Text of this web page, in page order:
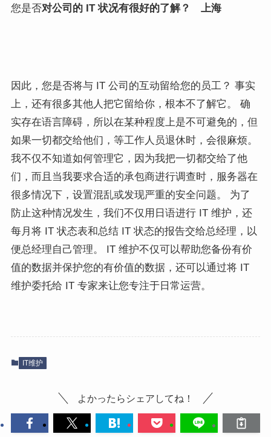
您是否对公司的IT 状况有很好的了解？ 上海
因此，您是否将与 IT 公司的互动留给您的员工？ 事实
上，还有很多其他人把它留给你，根本不了解它。 确
实存在语言障碍，所以在某种程度上是不可避免的，但
如果一切都交给他们，等工作人员退休时，会很麻烦。
我不仅不知道如何管理它，因为我把一切都交给了他
们，而且当我要求合适的承包商进行调查时，服务器在
很多情况下，设置混乱或发现严重的安全问题。 为了
防止这种情况发生，我们不仅用日语进行 IT 维护，还
每月将 IT 状态表和总结 IT 状态的报告交给总经理，以
便总经理自己管理。 IT 维护不仅可以帮助您备份有价
值的数据并保护您的有价值的数据，还可以通过将 IT
维护委托给 IT 专家来让您专注于日常运营。
IT维护
よかったらシェアしてね！